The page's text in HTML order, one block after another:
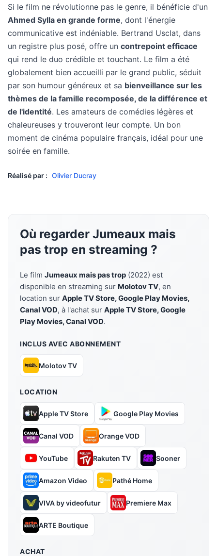
Si le film ne révolutionne pas le genre, il bénéficie d'un
Ahmed Sylla en grande forme, dont l'énergie
communicative est indéniable. Bertrand Usclat, dans
un registre plus posé, offre un contrepoint efficace
qui rend le duo crédible et touchant. Le film a été
globalement bien accueilli par le grand public, séduit
par son humour généreux et sa bienveillance sur les
thèmes de la famille recomposée, de la différence et
de l'identité. Les amateurs de comédies légères et
chaleureuses y trouveront leur compte. Un bon
moment de cinéma populaire français, idéal pour une
soirée en famille.
Réalisé par : Olivier Ducray
Où regarder Jumeaux mais
pas trop en streaming ?
Le film Jumeaux mais pas trop (2022) est
disponible en streaming sur Molotov TV, en
location sur Apple TV Store, Google Play Movies,
Canal VOD, à l'achat sur Apple TV Store, Google
Play Movies, Canal VOD.
INCLUS AVEC ABONNEMENT
Molotov TV
LOCATION
Apple TV Store Google Play Movies
Canal VOD Orange VOD
YouTube Rakuten TV Sooner
Amazon Video Pathé Home
VIVA by videofutur Premiere Max
ARTE Boutique
ACHAT